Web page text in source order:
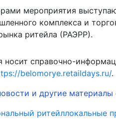
мероприятия
комплекса и
ритейла (РАЭРР).
носит справочно-
belomorye.retaildays.ru/.
и другие
ритейллокальные